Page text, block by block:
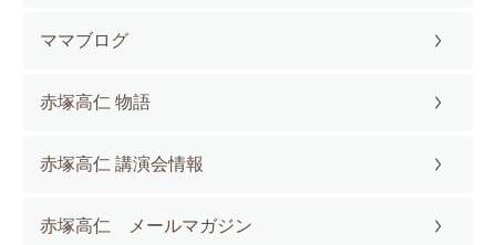
ママブログ
赤塚高仁 物語
赤塚高仁 講演会情報
赤塚高仁 メールマガジン